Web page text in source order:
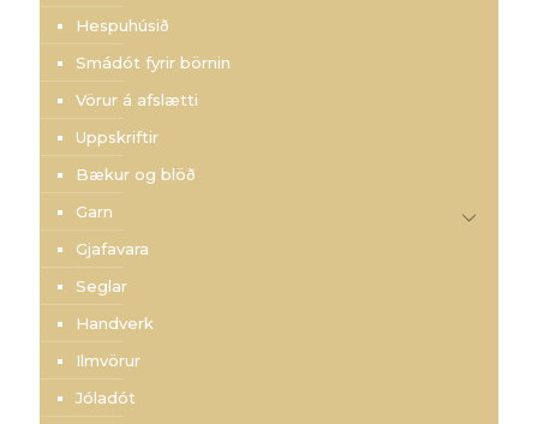
Hespuhúsið
Smádót fyrir börnin
Vörur á afslætti
Uppskriftir
Bækur og blöð
Garn
Gjafavara
Seglar
Handverk
Ilmvörur
Jóladót